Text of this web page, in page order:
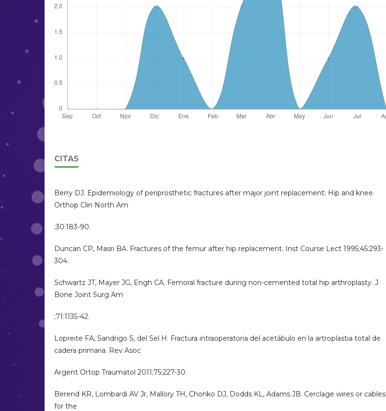
CITAS
Berry DJ. Epidemiology of periprosthetic fractures after major joint replacement: Hip and knee.
Orthop Clin North Am
;30:183-90.
Duncan CP, Masri BA. Fractures of the femur after hip replacement. Inst Course Lect 1995;45:293-
304.
Schwartz JT, Mayer JG, Engh CA. Femoral fracture during non-cemented total hip arthroplasty. J
Bone Joint Surg Am
;71:1135-42.
Lopreite FA, Sandrigo S, del Sel H. Fractura intraoperatoria del acetábulo en la artroplastia total de
cadera primaria. Rev Asoc
Argent Ortop Traumatol 2011;75:227-30.
Berend KR, Lombardi AV Jr, Mallory TH, Chonko DJ, Dodds KL, Adams JB. Cerclage wires or cables
for the